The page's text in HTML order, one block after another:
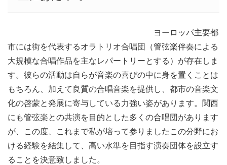
ヨーロッパ主要都
市には街を代表するオラトリオ合唱団（管弦楽伴奏による
大規模な合唱作品を主なレパートリーとする）が存在しま
す。彼らの活動は自らが音楽の喜びの中に身を置くことは
もちろん、加えて良質の合唱音楽を提供し、都市の音楽文
化の啓蒙と発展に寄与している力強い姿があります。関西
にも管弦楽との共演を目的とした多くの合唱団があります
が、この度、これまで私が培って参りましたこの分野にお
ける経験を結集して、高い水準を目指す演奏団体を設立す
ることを決意致しました。